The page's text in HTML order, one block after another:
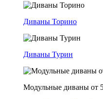
Диваны Торино
Диваны Турин
Модульные диваны от